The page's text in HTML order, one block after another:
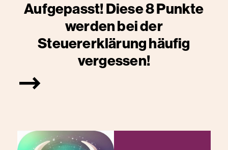
Aufgepasst! Diese 8 Punkte
werden bei der
Steuererklärung häufig
vergessen!